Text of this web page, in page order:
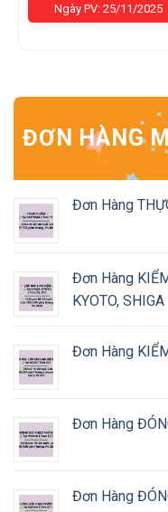
Ngày PV: 25/11/2025
ĐƠN HÀNG
Đơn Hàng
Đơn Hàng
KYOTO, SHIGA
Đơn Hàng
Đơn Hàng
Đơn Hàng